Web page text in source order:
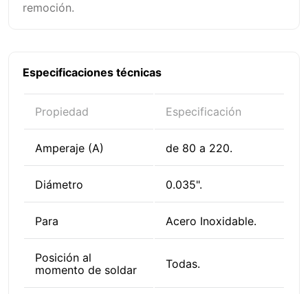
remoción.
Especificaciones técnicas
Propiedad Especificación
Amperaje (A) de 80 a 220.
Diámetro 0.035".
Para Acero Inoxidable.
Posición al
momento de soldar
Todas.